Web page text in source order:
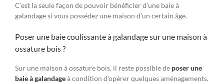
C’est la seule façon de pouvoir bénéficier d’une baie à
galandage si vous possédez une maison d’un certain âge.
Poser une baie coulissante à galandage sur une maison à
ossature bois ?
Sur une maison à ossature bois, il reste possible de poser une
baie à galandageà condition d’opérer quelques aménagements.